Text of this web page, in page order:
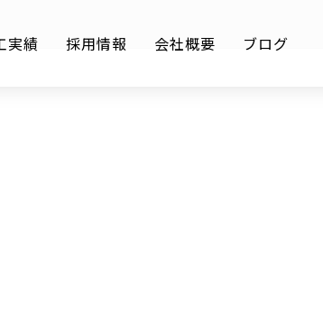
実績 採用情報 会社概要 ブログ